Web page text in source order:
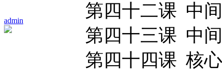
admin
第四十二课 中间
第四十三课 中间
第四十四课 核心